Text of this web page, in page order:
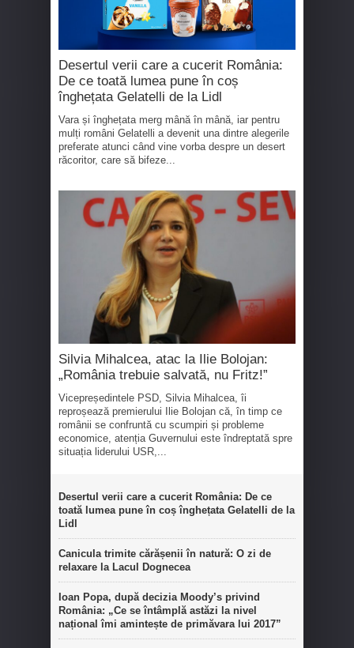
Desertul verii care a cucerit România:
De ce toată lumea pune în coș
înghețata Gelatelli de la Lidl
Vara și înghețata merg mână în mână, iar pentru
mulți români Gelatelli a devenit una dintre alegerile
preferate atunci când vine vorba despre un desert
răcoritor, care să bifeze...
Silvia Mihalcea, atac la Ilie Bolojan:
„România trebuie salvată, nu Fritz!”
Vicepreședintele PSD, Silvia Mihalcea, îi
reproșează premierului Ilie Bolojan că, în timp ce
românii se confruntă cu scumpiri și probleme
economice, atenția Guvernului este îndreptată spre
situația liderului USR,...
Desertul verii care a cucerit România: De ce
toată lumea pune în coș înghețata Gelatelli de la
Lidl
Canicula trimite cărășenii în natură: O zi de
relaxare la Lacul Dognecea
Ioan Popa, după decizia Moody’s privind
România: „Ce se întâmplă astăzi la nivel
național îmi amintește de primăvara lui 2017”